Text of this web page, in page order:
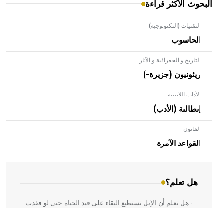
البحوث الأكثر قراءة
التقنيات (التكنولوجية)
الحاسوب
التاريخ و الجغرافية و الآثار
ريئونيون (جزيرة-)
الآداب اللاتينية
إيطالية (الأدب)
القانون
القواعد الآمرة
هل تعلم؟
- هل تعلم أن الأبلق نوع من الفنون الهندسية التي ارتبطت
بالعمارة الإسلامية في بلاد الشام ومصر خاصة، حيث يحرص
المعمار على بناء مداميكه وخاصة في الواجهات
- هل تعلم أن الإبل تستطيع البقاء على قيد الحياة حتى لو فقدت